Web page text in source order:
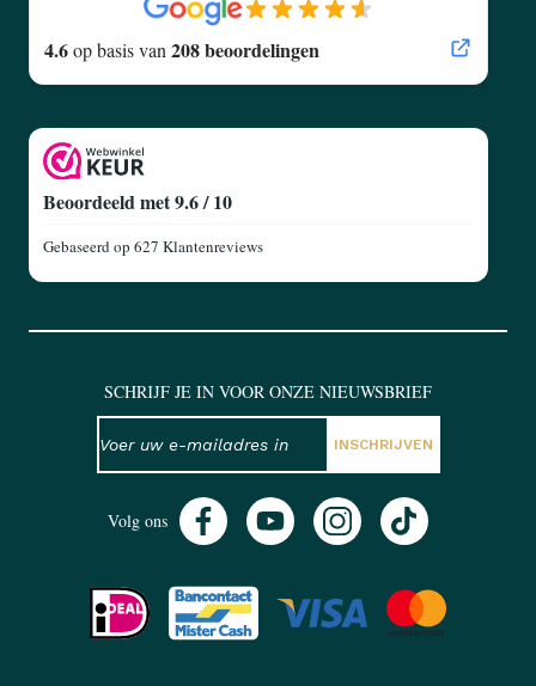
4.6op basis van 208 beoordelingen
Beoordeeld met 9.6 / 10
Gebaseerd op 627 Klantenreviews
SCHRIJF JE IN VOOR ONZE NIEUWSBRIEF
INSCHRIJVEN
Volg ons